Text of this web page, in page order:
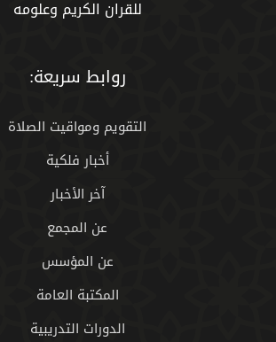
للقران الكريم وعلومه
روابط سريعة:
التقويم ومواقيت الصلاة
أخبار فلكية
آخر الأخبار
عن المجمع
عن المؤسس
المكتبة العامة
الدورات التدريبية